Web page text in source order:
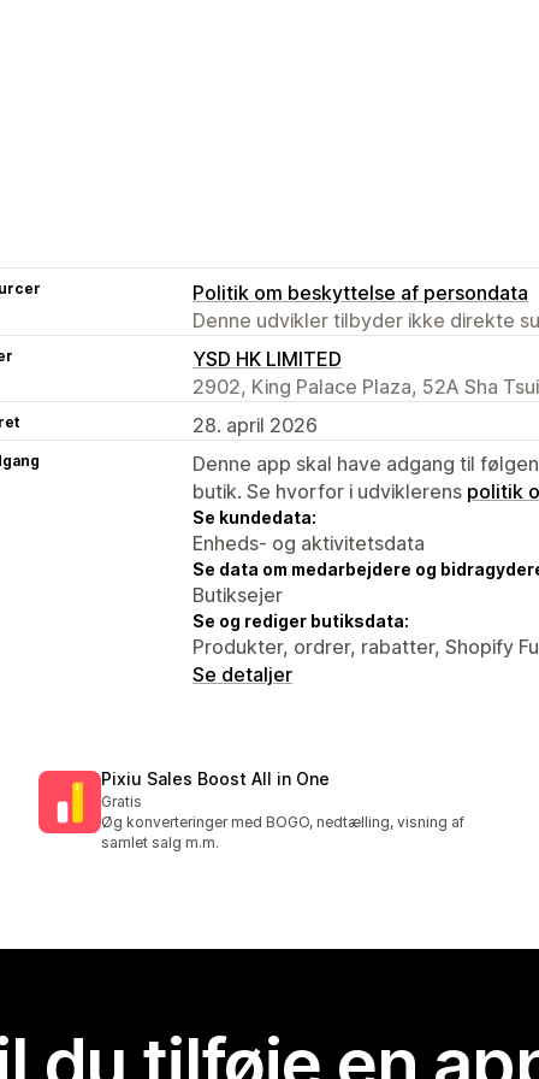
Politik om beskyttelse af persondata
Denne udvikler tilbyder ikke direkte
YSD HK LIMITED
2902, King Palace Plaza, 52A Sha
28. april 2026
Denne app skal have adgang til
butik. Se hvorfor i udviklerens politik
Se kundedata:
Enheds- og aktivitetsdata
Se data om medarbejdere og
Butiksejer
Se og rediger butiksdata:
Produkter, ordrer, rabatter, Shopify
Se detaljer
Pixiu Sales Boost All in One
Gratis
Øg konverteringer med BOGO, nedtælling, visning af
samlet salg m.m.